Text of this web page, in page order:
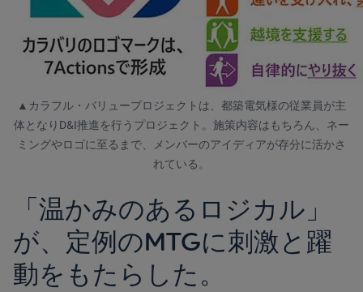
▲カラフル・バリュープロジェクトは、都築電気様の従業員が主
体となりD&I推進を行うプロジェクト。施策内容はもちろん、ネー
ミングやロゴに至るまで、メンバーのアイディアが存分に活かさ
れている。
「温かみのあるロジカル」
が、定例のMTGに刺激と躍
動をもたらした。